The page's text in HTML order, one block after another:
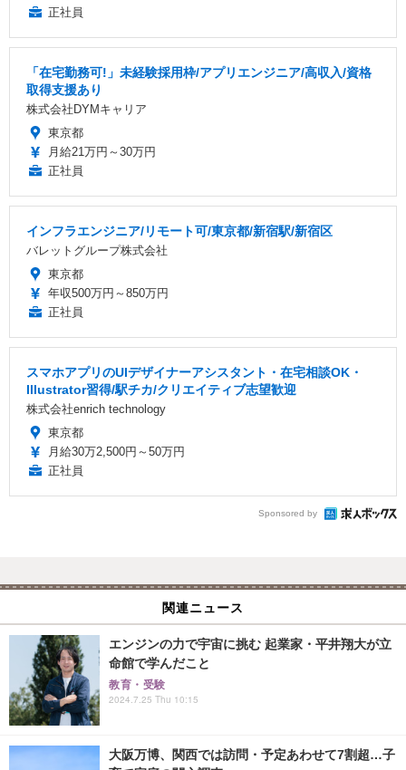
正社員
「在宅勤務可!」未経験採用枠/アプリエンジニア/高収入/資格
取得支援あり
株式会社DYMキャリア
東京都
月給21万円～30万円
正社員
インフラエンジニア/リモート可/東京都/新宿駅/新宿区
バレットグループ株式会社
東京都
年収500万円～850万円
正社員
スマホアプリのUIデザイナーアシスタント・在宅相談OK・
Illustrator習得/駅チカ/クリエイティブ志望歓迎
株式会社enrich technology
東京都
月給30万2,500円～50万円
正社員
Sponsored by
関連ニュース
エンジンの力で宇宙に挑む 起業家・平井翔大が立
命館で学んだこと
教育・受験
2024.7.25 Thu 10:15
大阪万博、関西では訪問・予定あわせて7割超…子